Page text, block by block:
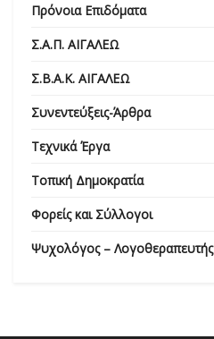
Πρόνοια Επιδόματα
Σ.Α.Π. ΑΙΓΑΛΕΩ
Σ.Β.Α.Κ. ΑΙΓΑΛΕΩ
Συνεντεύξεις-Άρθρα
Τεχνικά Έργα
Τοπική Δημοκρατία
Φορείς και Σύλλογοι
Ψυχολόγος – Λογοθεραπευτής